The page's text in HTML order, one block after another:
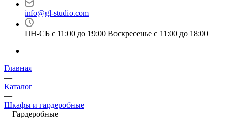
info@gl-studio.com
ПН-СБ с 11:00 до 19:00 Воскресенье с 11:00 до 18:00
Главная
—
Каталог
—
Шкафы и гардеробные
—Гардеробные